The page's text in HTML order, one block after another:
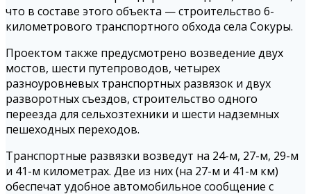
что в составе этого объекта — строительство 6-
километрового транспортного обхода села Сокуры.
Проектом также предусмотрено возведение двух
мостов, шести путепроводов, четырех
разноуровневых транспортных развязок и двух
разворотных съездов, строительство одного
переезда для сельхозтехники и шести надземных
пешеходных переходов.
Транспортные развязки возведут на 24-м, 27-м, 29-м
и 41-м километрах. Две из них (на 27-м и 41-м км)
обеспечат удобное автомобильное сообщение с